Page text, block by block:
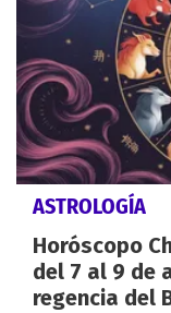
ASTROLOGÍA
Horóscopo
del 7 al 9 de
regencia del